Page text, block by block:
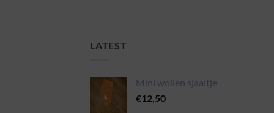
LATEST
Mini wollen sjaaltje
€12,50